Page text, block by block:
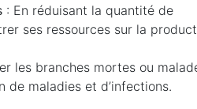
: En réduisant la quantité de
ses ressources sur la
les branches mortes ou
de maladies et d’infections.